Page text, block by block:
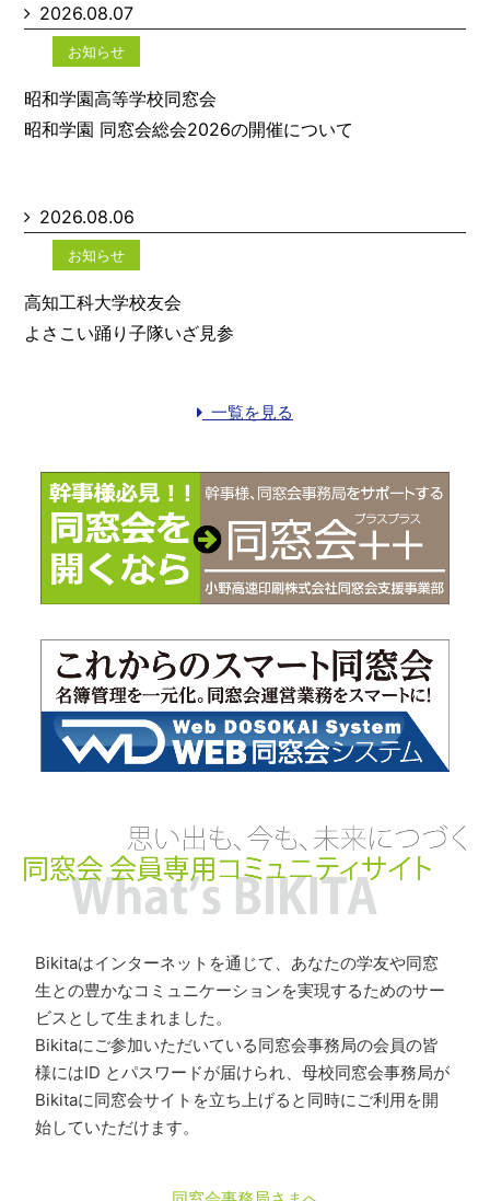
2026.08.07
お知らせ
昭和学園高等学校同窓会
昭和学園 同窓会総会2026の開催について
2026.08.06
お知らせ
高知工科大学校友会
よさこい踊り子隊いざ見参
一覧を見る
Bikitaはインターネットを通じて、あなたの学友や同窓
生との豊かなコミュニケーションを実現するためのサー
ビスとして生まれました。
Bikitaにご参加いただいている同窓会事務局の会員の皆
様にはID とパスワードが届けられ、母校同窓会事務局が
Bikitaに同窓会サイトを立ち上げると同時にご利用を開
始していただけます。